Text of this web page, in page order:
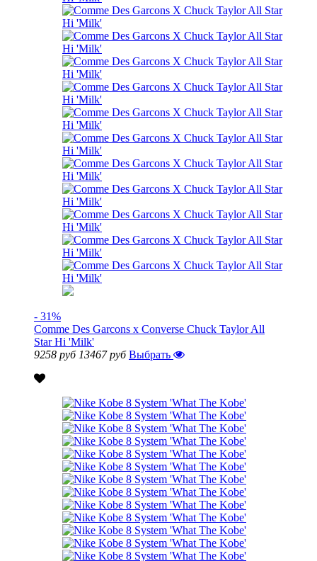
- 31%
Comme Des Garcons x Converse Chuck Taylor All
Star Hi 'Milk'
9258 руб 13467 руб Выбрать